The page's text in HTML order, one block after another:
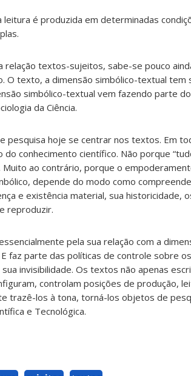
leitura é produzida em determinadas
relação textos-sujeitos, sabe-se pouco
O texto, a dimensão simbólico-textual
simbólico-textual vem fazendo parte
da Ciência.
pesquisa hoje se centrar nos textos. Em
do conhecimento científico. Não porque
ao contrário, porque o
depende do modo como
e existência material, sua historicidade,
reproduzir.
pela sua relação com a
faz parte das políticas de controle sobre
invisibilidade. Os textos não apenas
controlam posições de produção,
trazê-los à tona, torná-los objetos de
e Tecnológica.